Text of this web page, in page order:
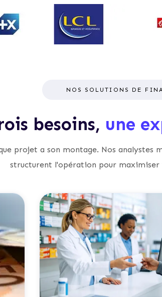
NOS SOLUTIONS DE
besoins, une
projet a son montage. Nos analystes
structurent l'opération pour maximiser